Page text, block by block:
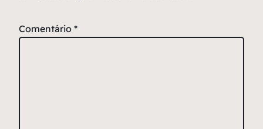
Comentário *